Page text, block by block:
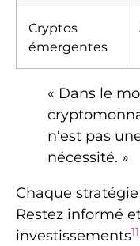
Cryptos
émergentes
« Dans le
n’est pas
nécessité. »
Chaque
Restez informé
investissements11